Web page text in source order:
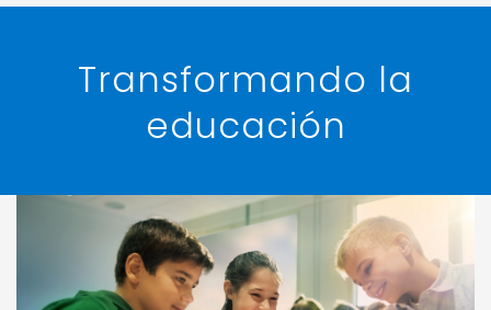
Transformando la
educación